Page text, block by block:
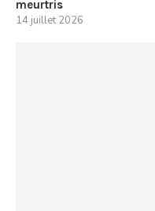
meurtris
14 juillet 2026